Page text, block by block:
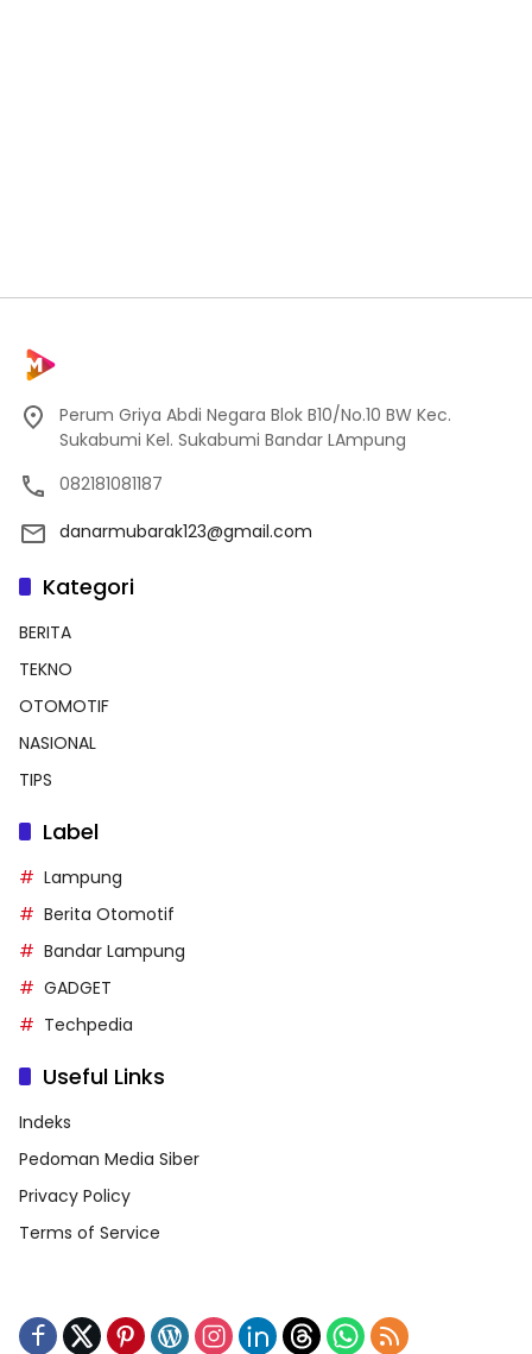
Perum Griya Abdi Negara Blok B10/No.10 BW Kec.
Sukabumi Kel. Sukabumi Bandar LAmpung
082181081187
danarmubarak123@gmail.com
Kategori
BERITA
TEKNO
OTOMOTIF
NASIONAL
TIPS
Label
Lampung
Berita Otomotif
Bandar Lampung
GADGET
Techpedia
Useful Links
Indeks
Pedoman Media Siber
Privacy Policy
Terms of Service